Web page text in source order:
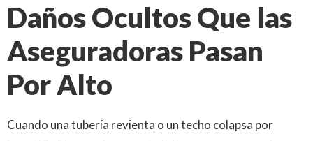
Daños Ocultos Que las
Aseguradoras Pasan
Por Alto
Cuando una tubería revienta o un techo colapsa por